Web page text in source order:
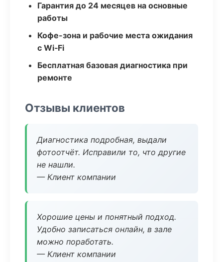
Гарантия до 24 месяцев на основные
работы
Кофе-зона и рабочие места ожидания
с Wi‑Fi
Бесплатная базовая диагностика при
ремонте
Отзывы клиентов
Диагностика подробная, выдали
фотоотчёт. Исправили то, что другие
не нашли.
— Клиент компании
Хорошие цены и понятный подход.
Удобно записаться онлайн, в зале
можно поработать.
— Клиент компании